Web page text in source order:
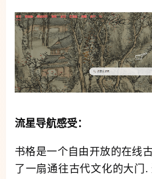
流星导航感受：
书格是一个自由开放的在线
了一扇通往古代文化的大门